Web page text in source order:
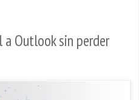
a Outlook sin perder